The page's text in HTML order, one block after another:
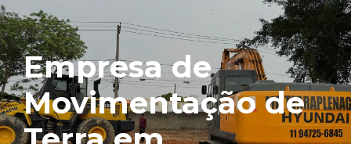
Empresa de
Movimentação de